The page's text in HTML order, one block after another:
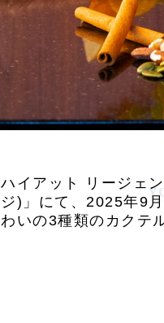
ハイアット リージェ
ジ)」にて、2025年9
わいの3種類のカクテ